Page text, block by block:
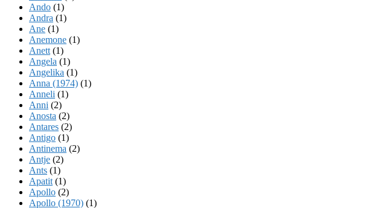
Ando (1)
Andra (1)
Ane (1)
Anemone (1)
Anett (1)
Angela (1)
Angelika (1)
Anna (1974) (1)
Anneli (1)
Anni (2)
Anosta (2)
Antares (2)
Antigo (1)
Antinema (2)
Antje (2)
Ants (1)
Apatit (1)
Apollo (2)
Apollo (1970) (1)